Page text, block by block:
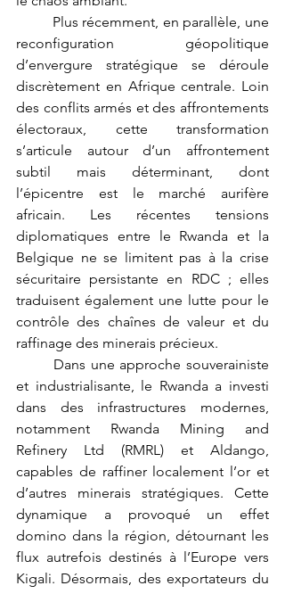
reconfiguration géopolitique
d’envergure stratégique se déroule
discrètement en Afrique centrale. Loin
des conflits armés et des affrontements
électoraux, cette transformation
s’articule autour d’un affrontement
subtil mais déterminant, dont
l’épicentre est le marché aurifère
africain. Les récentes tensions
diplomatiques entre le Rwanda et la
Belgique ne se limitent pas à la crise
sécuritaire persistante en RDC ; elles
traduisent également une lutte pour le
contrôle des chaînes de valeur et du
raffinage des minerais précieux.
et industrialisante, le Rwanda a investi
dans des infrastructures modernes,
notamment Rwanda Mining and
Refinery Ltd (RMRL) et Aldango,
capables de raffiner localement l’or et
d’autres minerais stratégiques. Cette
dynamique a provoqué un effet
domino dans la région, détournant les
flux autrefois destinés à l’Europe vers
Kigali. Désormais, des exportateurs du